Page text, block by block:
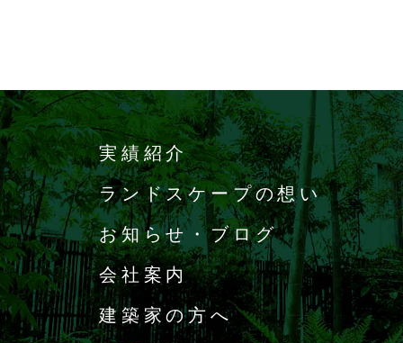
実績紹介
ランドスケープの想い
お知らせ・ブログ
会社案内
建築家の方へ